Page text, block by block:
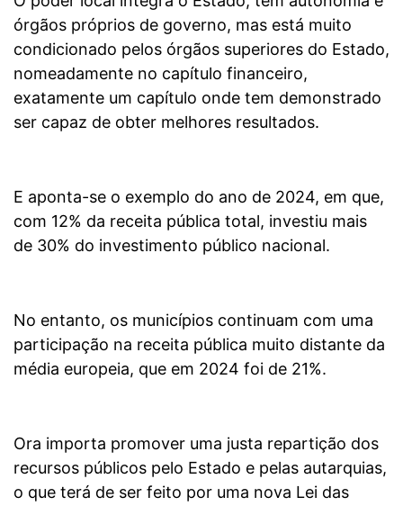
órgãos próprios de governo, mas está muito
condicionado pelos órgãos superiores do Estado,
nomeadamente no capítulo financeiro,
exatamente um capítulo onde tem demonstrado
ser capaz de obter melhores resultados.
E aponta-se o exemplo do ano de 2024, em que,
com 12% da receita pública total, investiu mais
de 30% do investimento público nacional.
No entanto, os municípios continuam com uma
participação na receita pública muito distante da
média europeia, que em 2024 foi de 21%.
Ora importa promover uma justa repartição dos
recursos públicos pelo Estado e pelas autarquias,
o que terá de ser feito por uma nova Lei das